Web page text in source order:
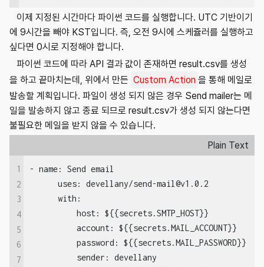
이제 지정된 시간마다 파이썬 코드를 실행합니다. UTC 기반이기
에 9시간을 빼야 KST입니다. 즉, 오전 9시에 스케쥴러를 실행하고
싶다면 0시로 지정해야 합니다.
파이썬 코드에 따라 API 결과 값이 존재하면 result.csv를 생성
을 하고 끝마치는데, 위에서 만든 Custom Action 을 통해 메일로
발송할 계획입니다. 파일이 생성 되지 않은 경우 Send mailer는 메
일을 발송하지 않고 종료 되므로 result.csv가 생성 되지 않는다면
불필요한 메일을 받지 않을 수 있습니다.
Plain Text
1
2
3
4
5
6
7
- name: Send email
      uses: devellany/send-mail@v1.0.2
      with:
          host: ${{secrets.SMTP_HOST}}
          account: ${{secrets.MAIL_ACCOUNT}}
          password: ${{secrets.MAIL_PASSWORD}}
          sender: devellany